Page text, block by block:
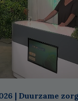
| Duurzame